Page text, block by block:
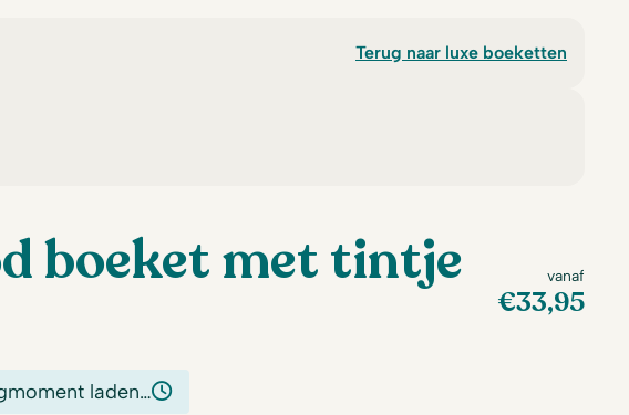
Terug naar luxe boeketten
boeket met tintje
vanaf
€33,95
laden…